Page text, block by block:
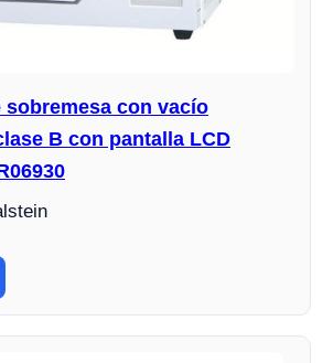
sobremesa con vacío
B con pantalla LCD